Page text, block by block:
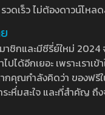
วดเร็ว ไม่ต้องดาวน์โห
าชิกและมีซีรี่ย์ใหม่
ไปได้อีกเยอะ เพราะเร
กคุณกำลังคิดว่า ของฟ
ะหึ่มสะใจ และที่สำคัญ